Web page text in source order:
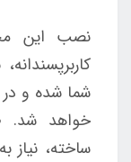
نصب این
شما شده و در
خواهد شد.
ساخته، نیاز